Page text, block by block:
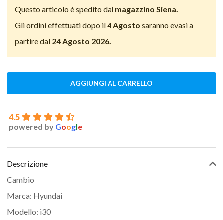
Questo articolo è spedito dal magazzino Siena.
Gli ordini effettuati dopo il4 Agosto saranno evasi a
partire dal 24 Agosto 2026.
AGGIUNGI AL CARRELLO
4.5
powered by Google
Descrizione
Cambio
Marca: Hyundai
Modello: i30